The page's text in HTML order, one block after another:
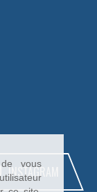
vous
INSTAGRAM